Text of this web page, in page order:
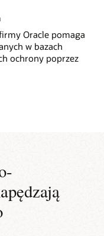
Oracle pomaga
w bazach
ochrony poprzez